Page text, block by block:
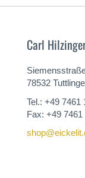
Carl
78532
Tel.: +49 7461
Fax: +49 7461